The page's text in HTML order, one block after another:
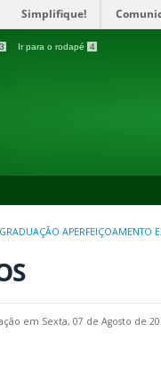
Simplifique!
3 Ir para o rodapé 4
APERFEIÇOAMENTO
em Sexta, 07 de Agosto de